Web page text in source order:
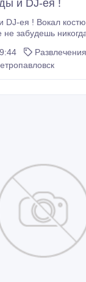
и DJ-ея !
DJ-ея ! Вокал
забудешь
операторов
Развлечения